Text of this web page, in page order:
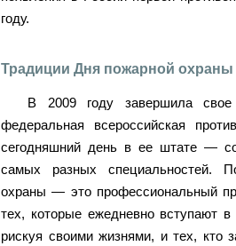
году.
Традиции Дня пожарной охраны
В 2009 году завершила свое
федеральная всероссийская
сегодняшний день в ее штате —
самых разных специальностей.
охраны — это профессиональный
тех, которые ежедневно вступают
рискуя своими жизнями, и тех, кто